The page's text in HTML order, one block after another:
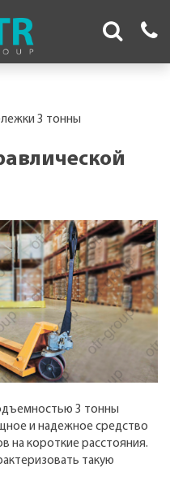
3 тонны
3 тонны
и надежное средство
на короткие расстояния.
такую